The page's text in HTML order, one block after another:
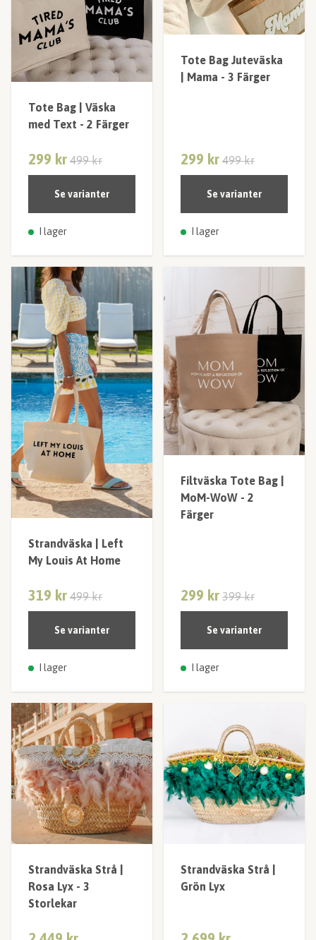
Tote Bag | Väska
med Text - 2 Färger
299 kr 499 kr
Se varianter
I lager
Tote Bag Juteväska
| Mama - 3 Färger
299 kr 499 kr
Se varianter
I lager
Strandväska | Left
My Louis At Home
319 kr 499 kr
Se varianter
I lager
Filtväska Tote Bag |
MoM-WoW - 2
Färger
299 kr 399 kr
Se varianter
I lager
Strandväska Strå |
Rosa Lyx - 3
Storlekar
Strandväska Strå |
Grön Lyx